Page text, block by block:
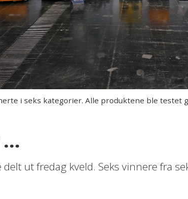
i seks kategorier. Alle produktene ble testet
…
ut fredag kveld. Seks vinnere fra